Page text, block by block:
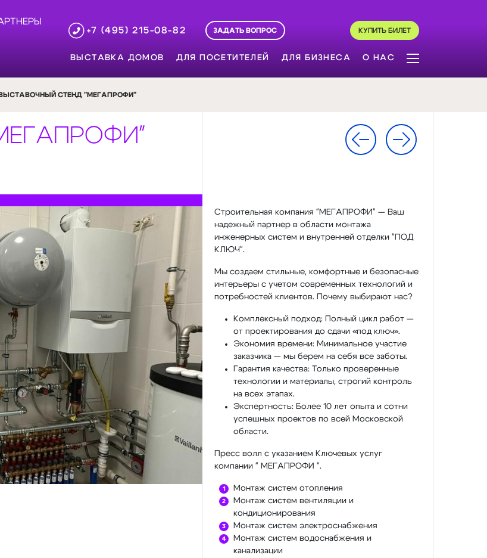
+7 (495) 215-08-82
ЗАДАТЬ ВОПРОС КУПИТЬ БИЛЕТ
ВЫСТАВКА ДОМОВ ДЛЯ ПОСЕТИТЕЛЕЙ ДЛЯ БИЗНЕСА О НАС
СТЕНД "МЕГАПРОФИ"
Строительная компания "МЕГАПРОФИ" — Ваш
надежный партнер в области монтажа
инженерных систем и внутренней отделки "ПОД
КЛЮЧ".
Мы создаем стильные, комфортные и безопасные
интерьеры с учетом современных технологий и
потребностей клиентов. Почему выбирают нас?
Комплексный подход: Полный цикл работ —
от проектирования до сдачи «под ключ».
Экономия времени: Минимальное участие
заказчика — мы берем на себя все заботы.
Гарантия качества: Только проверенные
технологии и материалы, строгий контроль
на всех этапах.
Экспертность: Более 10 лет опыта и сотни
успешных проектов по всей Московской
области.
Пресс волл с указанием Ключевых услуг
компании " МЕГАПРОФИ ".
Монтаж систем отопления
Монтаж систем вентиляции и
кондиционирования
Монтаж систем электроснабжения
Монтаж систем водоснабжения и
канализации